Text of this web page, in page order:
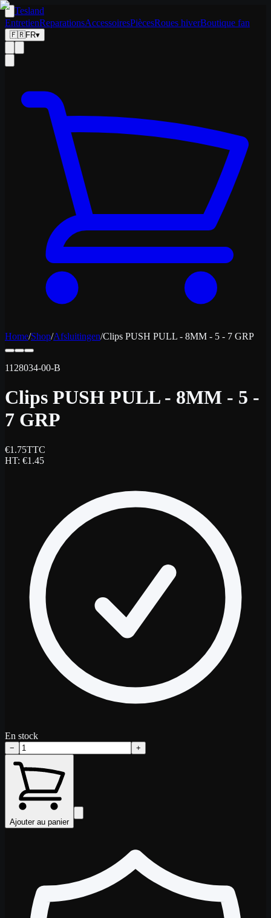
Tesland
EntretienReparationsAccessoiresPiècesRoues hiverBoutique fan
🇫🇷FR▾
Home/Shop/Afsluitingen/Clips PUSH PULL - 8MM - 5 - 7 GRP
1128034-00-B
Clips PUSH PULL - 8MM - 5 -
7 GRP
€1.75TTC
HT: €1.45
En stock
− +
Ajouter au panier